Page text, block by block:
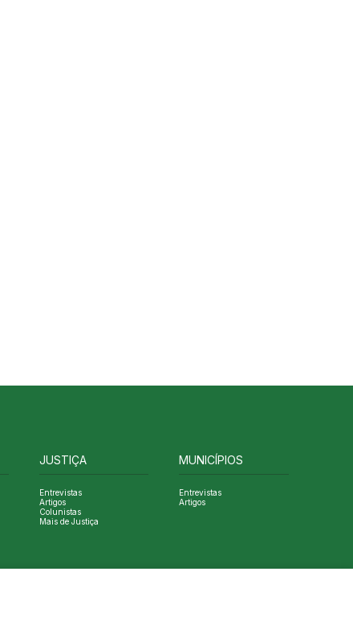
JUSTIÇA
Entrevistas
Artigos
Colunistas
Mais de Justiça
MUNICÍPIOS
Entrevistas
Artigos